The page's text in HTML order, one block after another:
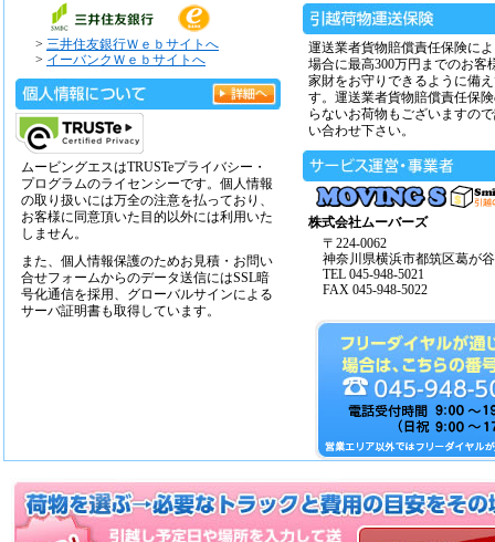
> 三井住友銀行Ｗｅｂサイトへ
> イーバンクＷｅｂサイトへ
ムービングエスはTRUSTeプライバシー・
プログラムのライセンシーです。個人情報
の取り扱いには万全の注意を払っており、
お客様に同意頂いた目的以外には利用いた
しません。
また、個人情報保護のためお見積・お問い
合せフォームからのデータ送信にはSSL暗
号化通信を採用、グローバルサインによる
サーバ証明書も取得しています。
運送業者貨物賠償責任保険に
場合に最高300万円までのお客
家財をお守りできるように備
す。運送業者貨物賠償責任保
らないお荷物もございますの
い合わせ下さい。
株式会社ムーバーズ
〒224-0062
神奈川県横浜市都筑区葛が
TEL 045-948-5021
FAX 045-948-5022